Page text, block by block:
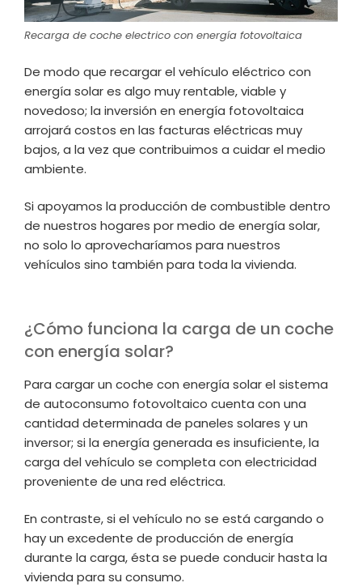
Recarga de coche electrico con energía fotovoltaica
De modo que recargar el vehículo eléctrico con
energía solar es algo muy rentable, viable y
novedoso; la inversión en energía fotovoltaica
arrojará costos en las facturas eléctricas muy
bajos, a la vez que contribuimos a cuidar el medio
ambiente.
Si apoyamos la producción de combustible dentro
de nuestros hogares por medio de energía solar,
no solo lo aprovecharíamos para nuestros
vehículos sino también para toda la vivienda.
¿Cómo funciona la carga de un coche
con energía solar?
Para cargar un coche con energía solar el sistema
de autoconsumo fotovoltaico cuenta con una
cantidad determinada de paneles solares y un
inversor; si la energía generada es insuficiente, la
carga del vehículo se completa con electricidad
proveniente de una red eléctrica.
En contraste, si el vehículo no se está cargando o
hay un excedente de producción de energía
durante la carga, ésta se puede conducir hasta la
vivienda para su consumo.